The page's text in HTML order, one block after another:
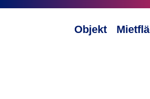
Objekt